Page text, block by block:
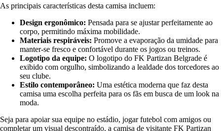
As principais características desta camisa incluem:
Design ergonômico: Pensada para se ajustar perfeitamente ao
corpo, permitindo máxima mobilidade.
Materiais respiráveis: Promove a evaporação da umidade para
manter-se fresco e confortável durante os jogos ou treinos.
Logotipo da equipe: O logotipo do FK Partizan Belgrade é
exibido com orgulho, simbolizando a lealdade dos torcedores ao
seu clube.
Estilo contemporâneo: Uma estética moderna que faz desta
camisa uma escolha perfeita para os fãs em busca de um look na
moda.
Seja para apoiar sua equipe no estádio, jogar futebol com amigos ou
completar um visual descontraído, a camisa de visitante FK Partizan